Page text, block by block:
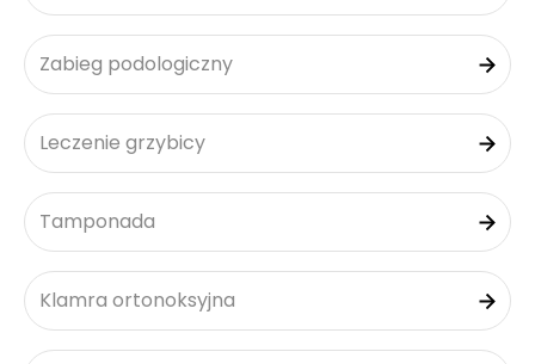
Zabieg podologiczny
Leczenie grzybicy
Tamponada
Klamra ortonoksyjna